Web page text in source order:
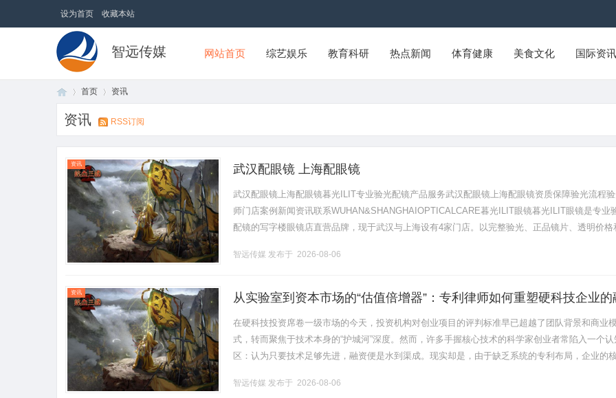
设为首页 收藏本站
智远传媒 网站首页 综艺娱乐 教育科研 热点新闻 体育健康 美食文化 国际资讯
首页 资讯
资讯 RSS订阅
资讯 武汉配眼镜 上海配眼镜
武汉配眼镜上海配眼镜暮光ILIT专业验光配镜产品服务武汉配眼镜上海配眼镜资质保障验光流程
师门店案例新闻资讯联系WUHAN&SHANGHAIOPTICALCARE暮光ILIT眼镜暮光ILIT眼镜是专业
配镜的写字楼眼镜店直营品牌，现于武汉与上海设有4家门店。以完整验光、正品镜片、透明价格
智远传媒 发布于 2026-08-06
资讯
从实验室到资本市场的“估值倍增器”：专利律师如何重塑硬科技企业的
资逻辑
在硬科技投资席卷一级市场的今天，投资机构对创业项目的评判标准早已超越了团队背景和商业
式，转而聚焦于技术本身的“护城河”深度。然而，许多手握核心技术的科学家创业者常陷入一个认
区：认为只要技术足够先进，融资便是水到渠成。现实却是，由于缺乏系统的专利布局，企业的
资.........
智远传媒 发布于 2026-08-06